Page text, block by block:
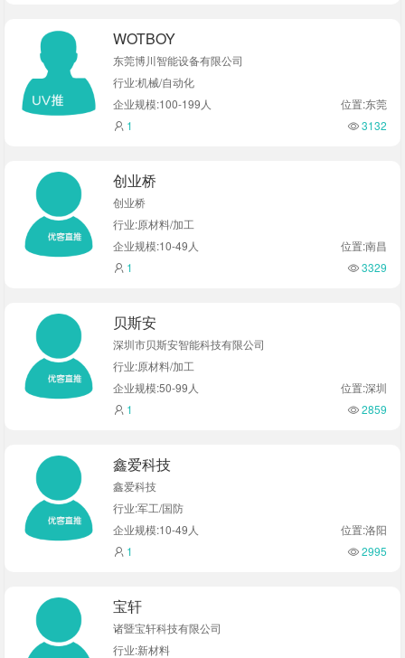
WOTBOY
东莞博川智能设备有限公司
行业:机械/自动化
企业规模:100-199人
位置:东莞
1
3132
创业桥
创业桥
行业:原材料/加工
企业规模:10-49人
位置:南昌
1
3329
贝斯安
深圳市贝斯安智能科技有限公司
行业:原材料/加工
企业规模:50-99人
位置:深圳
1
2859
鑫爱科技
鑫爱科技
行业:军工/国防
企业规模:10-49人
位置:洛阳
1
2995
宝轩
诸暨宝轩科技有限公司
行业:新材料